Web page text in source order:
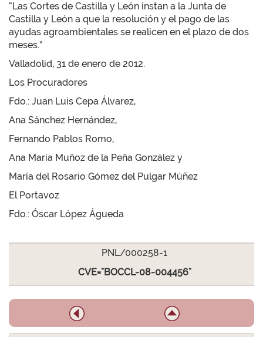
“Las Cortes de Castilla y León instan a la Junta de
Castilla y León a que la resolución y el pago de las
ayudas agroambientales se realicen en el plazo de dos
meses.”
Valladolid, 31 de enero de 2012.
Los Procuradores
Fdo.: Juan Luis Cepa Álvarez,
Ana Sánchez Hernández,
Fernando Pablos Romo,
Ana María Muñoz de la Peña González y
María del Rosario Gómez del Pulgar Múñez
El Portavoz
Fdo.: Óscar López Águeda
PNL/000258-1
CVE="BOCCL-08-004456"